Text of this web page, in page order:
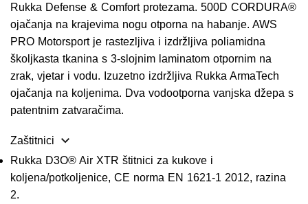
Rukka Defense & Comfort protezama. 500D CORDURA®
ojačanja na krajevima nogu otporna na habanje. AWS
PRO Motorsport je rastezljiva i izdržljiva poliamidna
školjkasta tkanina s 3-slojnim laminatom otpornim na
zrak, vjetar i vodu. Izuzetno izdržljiva Rukka ArmaTech
ojačanja na koljenima. Dva vodootporna vanjska džepa s
patentnim zatvaračima.
Zaštitnici
Rukka D3O® Air XTR štitnici za kukove i
koljena/potkoljenice, CE norma EN 1621-1 2012, razina
2.